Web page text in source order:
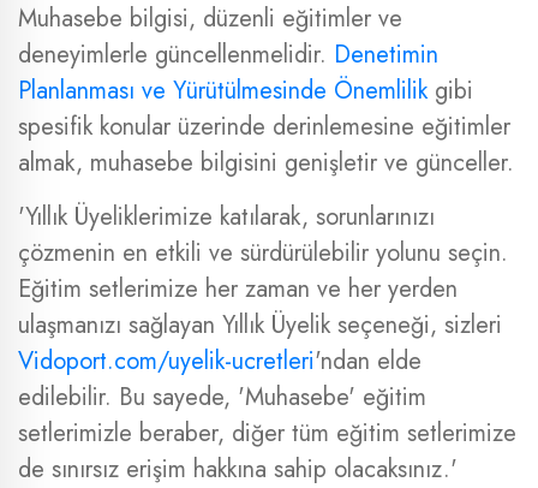
Muhasebe bilgisi, düzenli eğitimler ve
deneyimlerle güncellenmelidir. Denetimin
Planlanması ve Yürütülmesinde Önemlilikgibi
spesifik konular üzerinde derinlemesine eğitimler
almak, muhasebe bilgisini genişletir ve günceller.
'Yıllık Üyeliklerimize katılarak, sorunlarınızı
çözmenin en etkili ve sürdürülebilir yolunu seçin.
Eğitim setlerimize her zaman ve her yerden
ulaşmanızı sağlayan Yıllık Üyelik seçeneği, sizleri
Vidoport.com/uyelik-ucretleri'ndan elde
edilebilir. Bu sayede, 'Muhasebe' eğitim
setlerimizle beraber, diğer tüm eğitim setlerimize
de sınırsız erişim hakkına sahip olacaksınız.'